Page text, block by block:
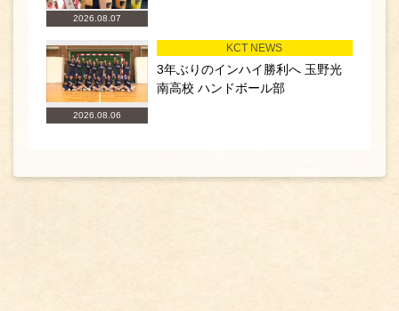
2026.08.07
2026.08.06
KCT NEWS
3年ぶりのインハイ勝利へ 玉野光
南高校 ハンドボール部